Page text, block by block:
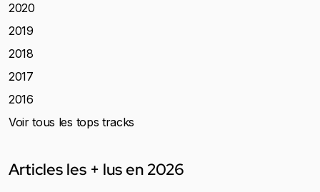
2020
2019
2018
2017
2016
Voir tous les tops tracks
Articles les + lus en 2026